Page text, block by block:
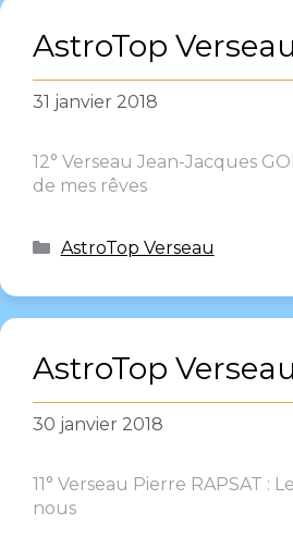
AstroTop
31 janvier 2018
12° Verseau Jean-Jacques
de mes rêves
AstroTop Verseau
AstroTop Verseau
30 janvier 2018
11° Verseau Pierre RAPSAT :
nous